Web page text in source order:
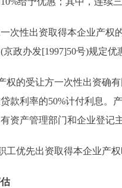
性出资取得本企业产权的
政办发[1997]50号)规定
的受让方一次性出资确有
款利率的50%计付利息。
资产管理部门和企业登记
优先出资取得本企业产权